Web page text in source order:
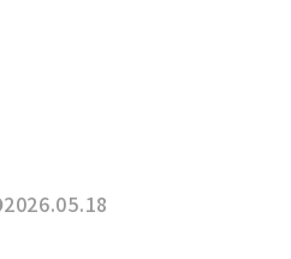
2026.05.18